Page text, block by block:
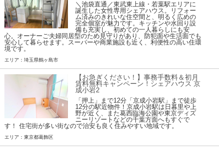
＼池袋直通／東武東上線・若葉駅エリアに
誕生した女性専用シェアハウス。リフォー
ム済みのきれいな住空間と、明るく広めの
完全個室が魅力です。キッチンや水回り設
備も充実し、初めての一人暮らしにも安
心。オーナーご夫婦同居型のため見守りがあり、防犯面や生活面でも
安心して暮らせます。スーパーや商業施設も近く、利便性の高い住環
境です。
エリア：埼玉県鶴ヶ島市
【お急ぎください！】事務手数料＆初月
賃料無料キャンペーン！シェアハウス 京
成小岩2
「押上」まで12分「京成小岩駅」まで徒歩
12分の駅近物件！京成小岩駅は日暮里や上
野が近く、また葛西臨海公園や東京ディズ
ニーリゾートなどの千葉方面へもすぐで
す！ 住宅街が多い街なので治安も良く住みやすい地域です。
エリア：東京都葛飾区